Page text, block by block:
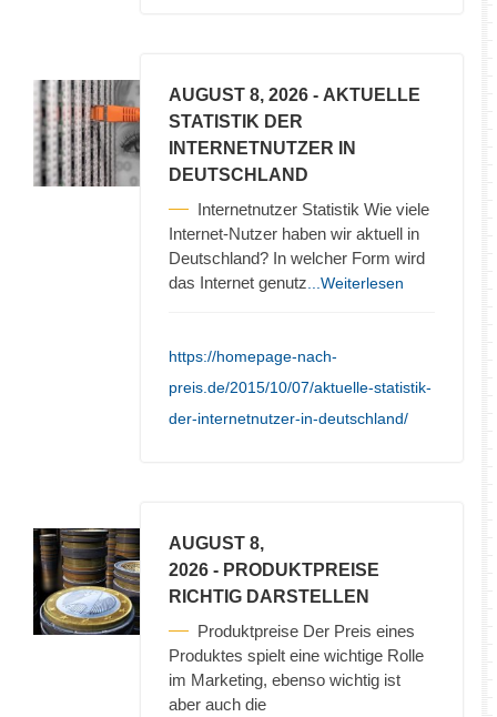
AUGUST 8, 2026 - AKTUELLE
STATISTIK DER
INTERNETNUTZER IN
DEUTSCHLAND
Internetnutzer Statistik Wie viele
Internet-Nutzer haben wir aktuell in
Deutschland? In welcher Form wird
das Internet genutz ...Weiterlesen
https://homepage-nach-
preis.de/2015/10/07/aktuelle-statistik-
der-internetnutzer-in-deutschland/
AUGUST 8,
2026 - PRODUKTPREISE
RICHTIG DARSTELLEN
Produktpreise Der Preis eines
Produktes spielt eine wichtige Rolle
im Marketing, ebenso wichtig ist
aber auch die